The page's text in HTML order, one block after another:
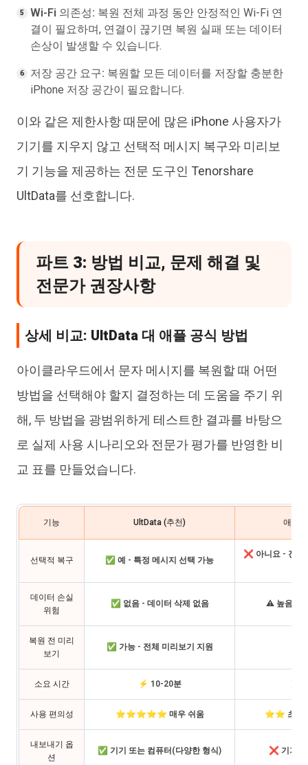
Wi-Fi 의존성: 복원 전체 과정 동안 안정적인 Wi-Fi 연
결이 필요하며, 연결이 끊기면 복원 실패 또는 데이터
손상이 발생할 수 있습니다.
저장 공간 요구: 복원할 모든 데이터를 저장할 충분한
iPhone 저장 공간이 필요합니다.
이와 같은 제한사항 때문에 많은 iPhone 사용자가
기기를 지우지 않고 선택적 메시지 복구와 미리보
기 기능을 제공하는 전문 도구인 Tenorshare
UltData를 선호합니다.
파트 3: 방법 비교, 문제 해결 및
전문가 권장사항
상세 비교: UltData 대 애플 공식 방법
아이클라우드에서 문자 메시지를 복원할 때 어떤
방법을 선택해야 할지 결정하는 데 도움을 주기 위
해, 두 방법을 광범위하게 테스트한 결과를 바탕으
로 실제 사용 시나리오와 전문가 평가를 반영한 비
교 표를 만들었습니다.
기능 UltData (추천) 애플
선택적 복구 ✅ 예 - 특정 메시지 선택 가능
❌ 아니요 - 전부
데이터 손실
위험
✅ 없음 - 데이터 삭제 없음 ⚠️ 높음 -
복원 전 미리
보기
✅ 가능 - 전체 미리보기 지원
소요 시간 ⚡ 10-20분
사용 편의성 ⭐⭐⭐⭐⭐ 매우 쉬움 ⭐⭐ 초보
내보내기 옵
션
✅ 기기 또는 컴퓨터(다양한 형식) ❌ 기기로